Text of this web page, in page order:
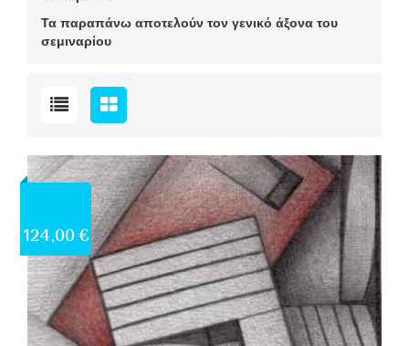
Τα παραπάνω αποτελούν τον γενικό άξονα του
σεμιναρίου
124,00 €